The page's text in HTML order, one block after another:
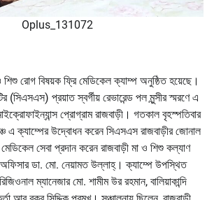
Oplus_131072
শিশু রোগ বিষয়ক ফ্রি মেডিকেল ক্যাম্প অনুষ্ঠিত হয়েছে।
(সিএসএস) প্রয়াত স্বর্গীয় রেভারেন্ড পল মুন্সীর স্মরণে এ
প্রোগ্রাম রাজবাড়ী। গতকাল বৃহস্পতিবার
এ ক্যাম্পের উদ্বোধন করেন সিএসএস রাজবাড়ীর জোনাল
সেবা প্রদান করেন রাজবাড়ী মা ও শিশু কল্যাণ
অফিসার ডা. মো. নেয়ামত উল্লাহ্। ক্যাম্পে উপস্থিত
ম্যানেজার মো. শামীম উর রহমান, বালিয়াকান্দি